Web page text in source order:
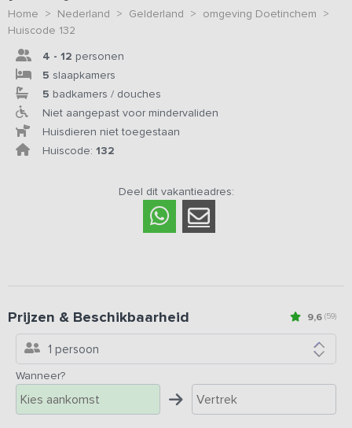
Home > Nederland > Gelderland > omgeving Doetinchem >
Huiscode 132
4 - 12 personen
5 slaapkamers
5 badkamers / douches
Niet aangepast voor mindervaliden
Huisdieren niet toegestaan
Huiscode: 132
Deel dit vakantieadres:
9,6 (59)
Prijzen & Beschikbaarheid
1 persoon
Wanneer?